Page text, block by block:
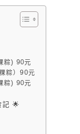
粽) 90元
粽）90元
粽) 90元
記 🌟